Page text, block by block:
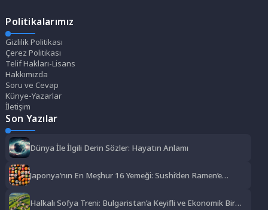
Politikalarımız
Gizlilik Politikası
Çerez Politikası
Telif Hakları-Lisans
Hakkımızda
Soru ve Cevap
Künye-Yazarlar
İletişim
Son Yazılar
Dünya İle İlgili Derin Sözler: Hayatın Anlamı
Japonya’nın En Meşhur 16 Yemeği: Sushi’den Ramen’e
Halkalı Sofya Treni: Bulgaristan’a Keyifli ve Ekonomik Bir